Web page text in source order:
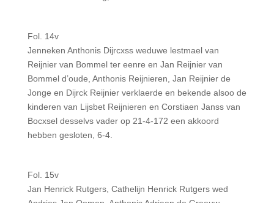
Fol. 14v
Jenneken Anthonis Dijrcxss weduwe lestmael van
Reijnier van Bommel ter eenre en Jan Reijnier van
Bommel d’oude, Anthonis Reijnieren, Jan Reijnier de
Jonge en Dijrck Reijnier verklaerde en bekende alsoo de
kinderen van Lijsbet Reijnieren en Corstiaen Janss van
Bocxsel desselvs vader op 21-4-172 een akkoord
hebben gesloten, 6-4.
Fol. 15v
Jan Henrick Rutgers, Cathelijn Henrick Rutgers wed